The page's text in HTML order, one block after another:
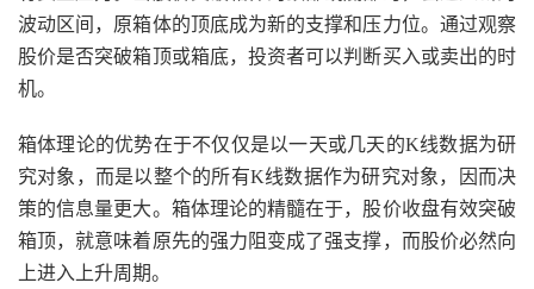
波动区间，原箱体的顶底成为新的支撑和压力位。通过观察
股价是否突破箱顶或箱底，投资者可以判断买入或卖出的时
机。
箱体理论的优势在于不仅仅是以一天或几天的K线数据为研
究对象，而是以整个的所有K线数据作为研究对象，因而决
策的信息量更大。箱体理论的精髓在于，股价收盘有效突破
箱顶，就意味着原先的强力阻变成了强支撑，而股价必然向
上进入上升周期。